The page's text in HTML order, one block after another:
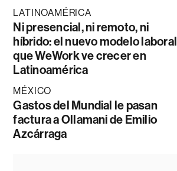
LATINOAMÉRICA
Ni presencial, ni remoto, ni
híbrido: el nuevo modelo laboral
que WeWork ve crecer en
Latinoamérica
MÉXICO
Gastos del Mundial le pasan
factura a Ollamani de Emilio
Azcárraga